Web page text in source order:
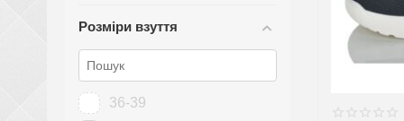
Розміри взуття
36-39